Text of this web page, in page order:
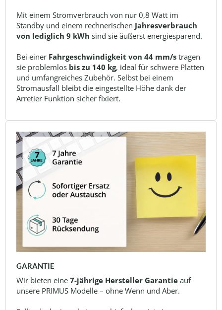
Mit einem Stromverbrauch von nur 0,8 Watt im
Standby und einem rechnerischen Jahresverbrauch
von lediglich 9 kWh sind sie äußerst energiesparend.
Bei einer Fahrgeschwindigkeit von 44 mm/s tragen
sie problemlos bis zu 140 kg, ideal für schwere Platten
und umfangreiches Zubehör. Selbst bei einem
Stromausfall bleibt die eingestellte Höhe dank der
Arretier Funktion sicher fixiert.
GARANTIE
Wir bieten eine 7-jährige Hersteller Garantie auf
unsere PRIMUS Modelle – ohne Wenn und Aber.